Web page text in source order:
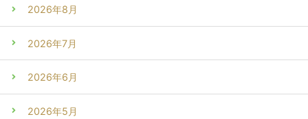
2026年8月
2026年7月
2026年6月
2026年5月